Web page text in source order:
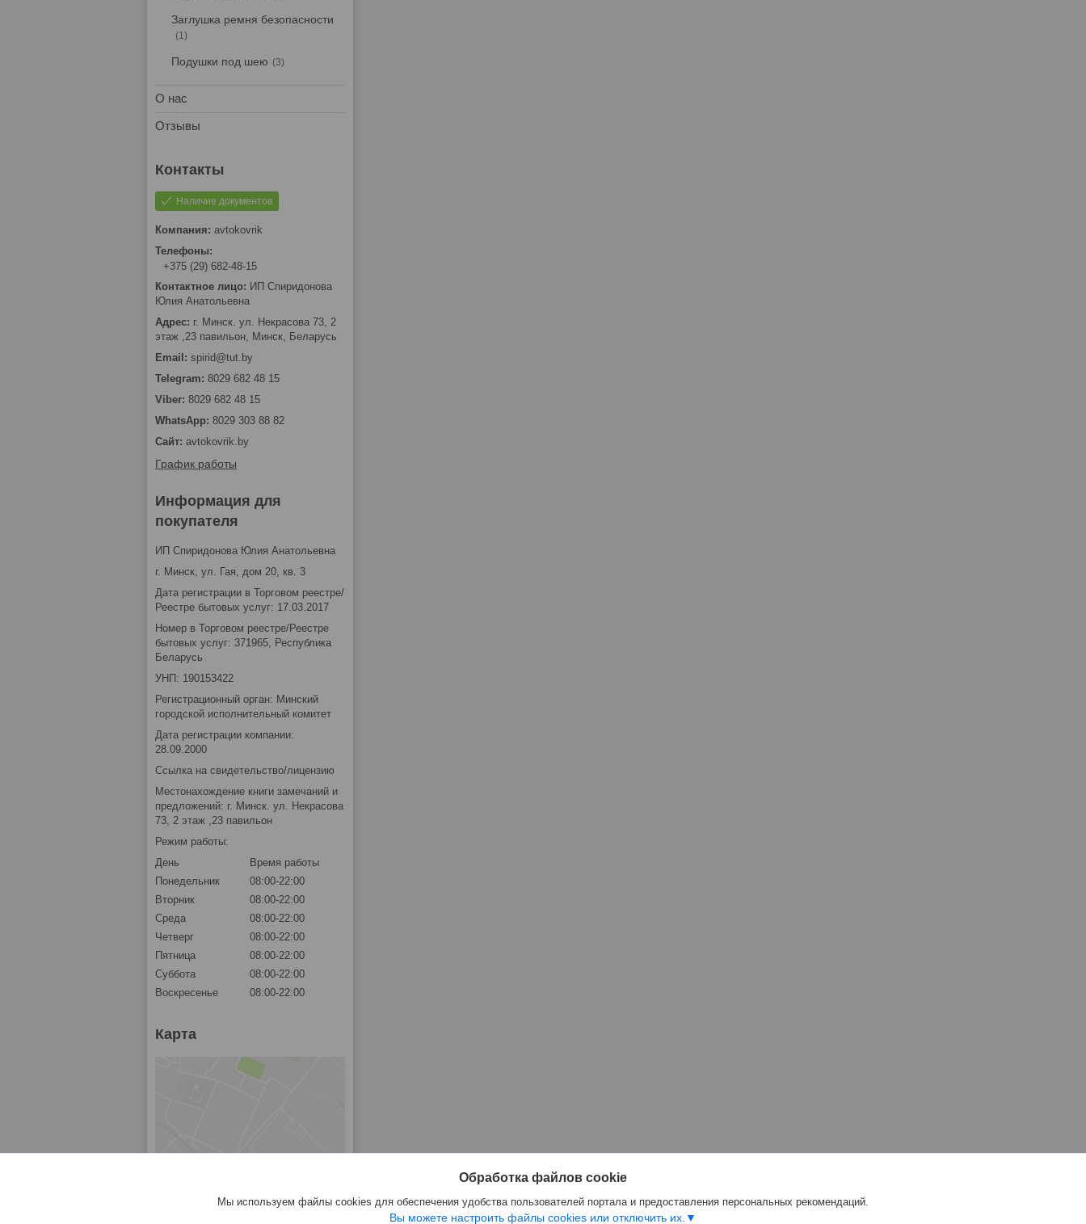
Заглушка ремня безопасности
1
Подушки под шею 3
О нас
Отзывы
Наличие документов
avtokovrik
+375 (29) 682-48-15
ИП Спиридонова
Юлия Анатольевна
г. Минск. ул. Некрасова 73, 2
этаж ,23 павильон, Минск, Беларусь
spirid@tut.by
8029 682 48 15
8029 682 48 15
8029 303 88 82
avtokovrik.by
График работы
Информация для
покупателя
ИП Спиридонова Юлия Анатольевна
г. Минск, ул. Гая, дом 20, кв. 3
Дата регистрации в Торговом реестре/
Реестре бытовых услуг: 17.03.2017
Номер в Торговом реестре/Реестре
бытовых услуг: 371965, Республика
Беларусь
УНП: 190153422
Регистрационный орган: Минский
городской исполнительный комитет
Дата регистрации компании:
28.09.2000
Ссылка на свидетельство/лицензию
Местонахождение книги замечаний и
предложений: г. Минск. ул. Некрасова
73, 2 этаж ,23 павильон
Режим работы:
День
Время работы
Понедельник
08:00-22:00
Вторник
08:00-22:00
Среда
08:00-22:00
Четверг
08:00-22:00
Пятница
08:00-22:00
Суббота
08:00-22:00
Воскресенье
08:00-22:00
Карта
Обработка файлов cookie
Мы используем файлы cookies для обеспечения удобства пользователей портала и предоставления персональных рекомендаций.
Вы можете настроить файлы cookies или отключить их.